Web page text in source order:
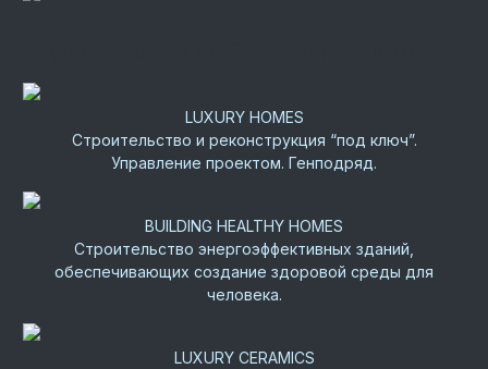
LUXURY HOMES
Строительство и реконструкция “под ключ”.
Управление проектом. Генподряд.
BUILDING HEALTHY HOMES
Строительство энергоэффективных зданий,
обеспечивающих создание здоровой среды для
человека.
LUXURY CERAMICS